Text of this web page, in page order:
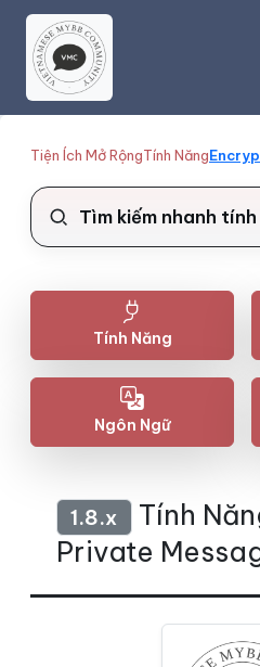
Tiện Ích Mở RộngTính Năng
Tính Năng
Ngôn Ngữ
1.8.x
Tính
Private